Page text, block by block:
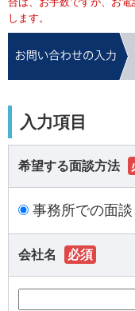
します。
入力項目
希望する面談方法
事務所での面談
会社名 必須